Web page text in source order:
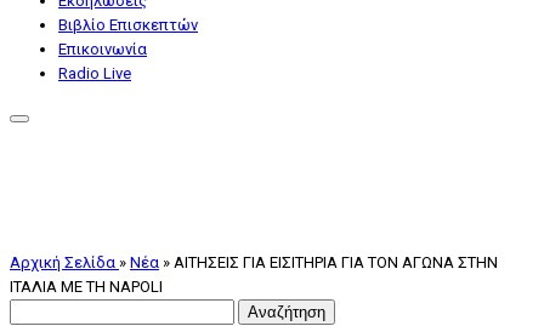
Βιβλίο Επισκεπτών
Επικοινωνία
Radio Live
Αρχική Σελίδα » Nέα » ΑΙΤΗΣΕΙΣ ΓΙΑ ΕΙΣΙΤΗΡΙΑ ΓΙΑ ΤΟΝ ΑΓΩΝΑ ΣΤΗΝ
ΙΤΑΛΙΑ ΜΕ ΤΗ NAPOLI